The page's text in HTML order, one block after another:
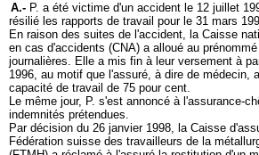
A.- P. a été victime d'un accident le 12 juillet
résilié les rapports de travail pour le 31 mars
En raison des suites de l'accident, la Caisse
en cas d'accidents (CNA) a alloué au
journalières. Elle a mis fin à leur versement à
1996, au motif que l'assuré, à dire de médecin,
capacité de travail de 75 pour cent.
Le même jour, P. s'est annoncé à l'assurance-
indemnités prétendues.
Par décision du 26 janvier 1998, la Caisse
Fédération suisse des travailleurs de la